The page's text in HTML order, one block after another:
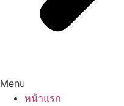
Menu
หน้าแรก